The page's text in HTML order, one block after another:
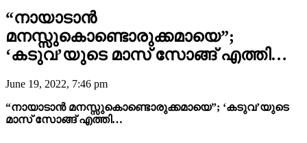
“നായാടാൻ
മനസ്സുകൊണ്ടൊരുക്കമായെ”;
‘കടുവ’യുടെ മാസ് സോങ്ങ് എത്തി…
June 19, 2022, 7:46 pm
“നായാടാൻ മനസ്സുകൊണ്ടൊരുക്കമായെ”; ‘കടുവ’യുടെ
മാസ് സോങ്ങ് എത്തി…